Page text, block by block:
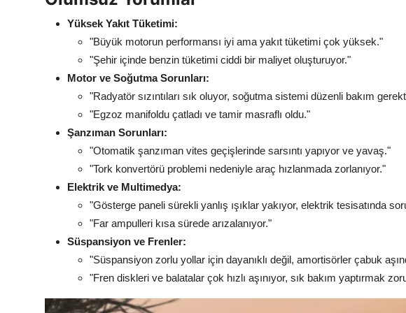
Yüksek Yakıt Tüketimi:
"Büyük motorun performansı iyi ama yakıt tüketimi çok yüksek."
"Şehir içinde benzin tüketimi ciddi bir maliyet oluşturuyor."
Motor ve Soğutma Sorunları:
"Radyatör sızıntıları sık oluyor, soğutma sistemi düzenli bakım
"Egzoz manifoldu çatladı ve tamir masraflı oldu."
Şanzıman Sorunları:
"Otomatik şanzıman vites geçişlerinde sarsıntı yapıyor ve yavaş."
"Tork konvertörü problemi nedeniyle araç hızlanmada zorlanıyor."
Elektrik ve Multimedya:
"Gösterge paneli sürekli yanlış ışıklar yakıyor, elektrik tesisatında
"Far ampulleri kısa sürede arızalanıyor."
Süspansiyon ve Frenler:
"Süspansiyon zorlu yollar için dayanıklı değil, amortisörler çabuk
"Fren diskleri ve balatalar çok hızlı aşınıyor, sık bakım yaptırmak